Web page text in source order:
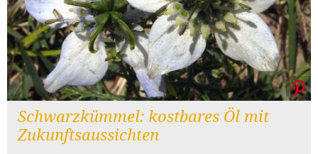
Schwarzkümmel: kostbares Öl mit
Zukunftsaussichten